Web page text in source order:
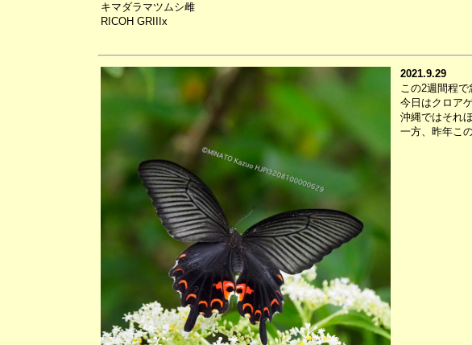
キマダラマツムシ雌
RICOH GRIIIx
2021.9.29
この2週間程で
今日はクロア
沖縄ではそれ
一方、昨年こ